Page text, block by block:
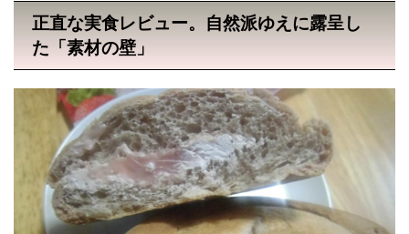
正直な実食レビュー。自然派ゆえに露呈し
た「素材の壁」